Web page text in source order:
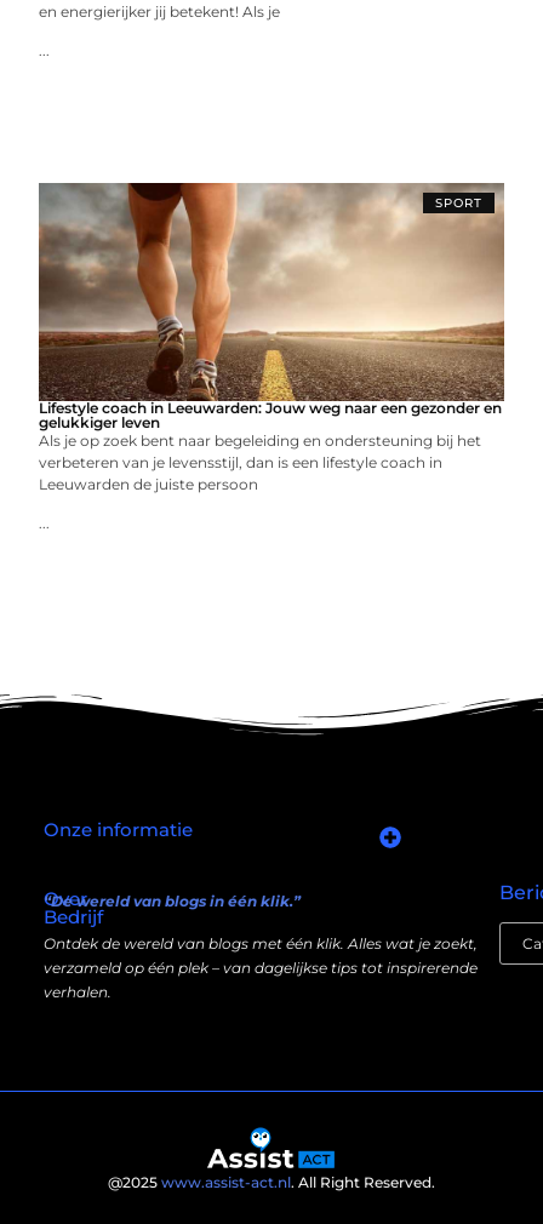
en energierijker jij betekent! Als je
...
SPORT
Lifestyle coach in Leeuwarden: Jouw weg naar een gezonder en
gelukkiger leven
Als je op zoek bent naar begeleiding en ondersteuning bij het
verbeteren van je levensstijl, dan is een lifestyle coach in
Leeuwarden de juiste persoon
...
Over
Bedrijf
“De wereld van blogs in één klik.”
Ontdek de wereld van blogs met één klik. Alles wat je zoekt,
verzameld op één plek – van dagelijkse tips tot inspirerende
verhalen.
Onze informatie
@2025 www.assist-act.nl. All Right Reserved.